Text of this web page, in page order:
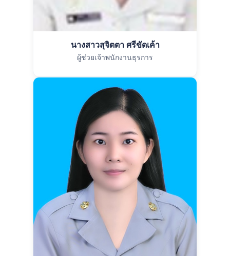
นางสาวสุจิตตา ศรีขัดเค้า
ผู้ช่วยเจ้าพนักงานธุรการ